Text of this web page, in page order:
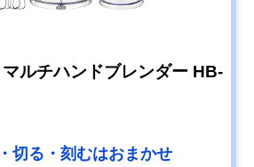
ルチハンドブレンダー HB-
切る・刻むはおまかせ